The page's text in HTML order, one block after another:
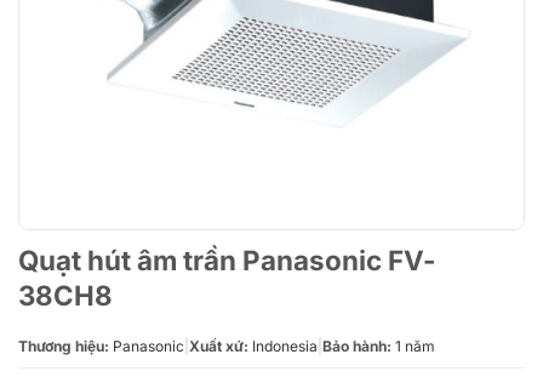
Quạt hút âm trần Panasonic FV-
38CH8
Thương hiệu: Panasonic Xuất xứ: Indonesia Bảo hành: 1 năm